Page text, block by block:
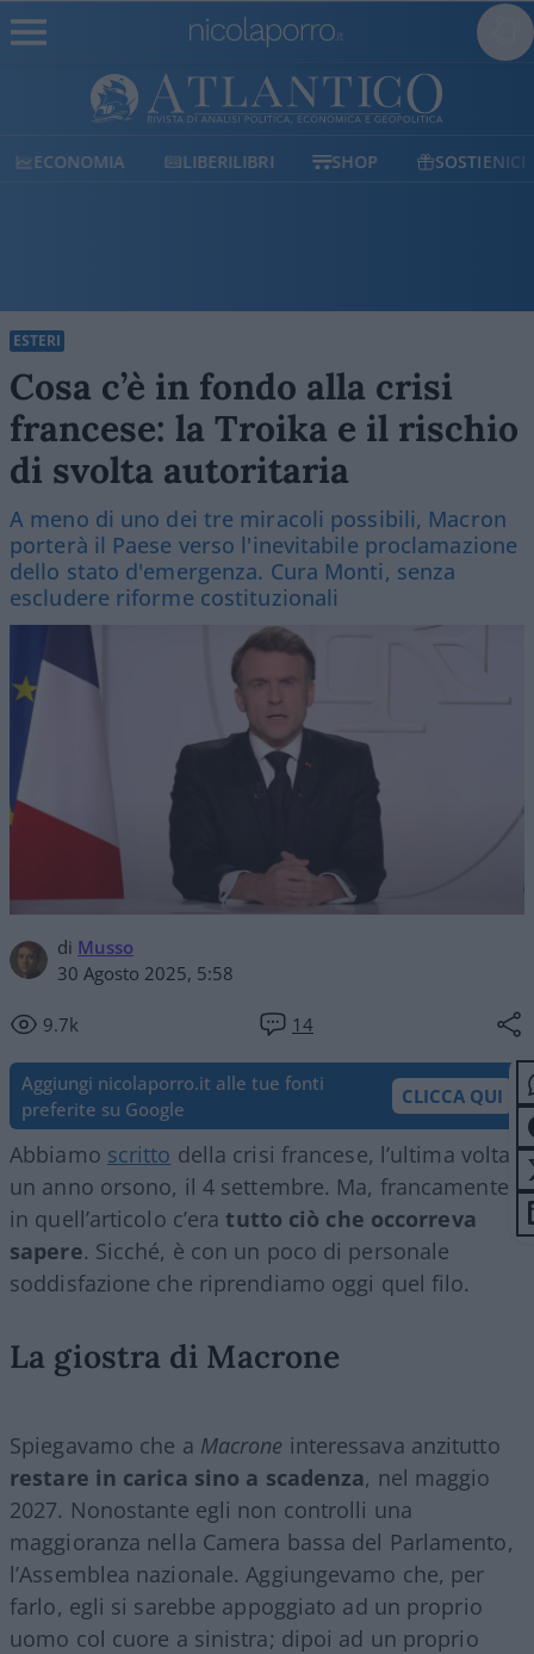
ECONOMIA LIBERILIBRI SHOP SOSTIENICI
ESTERI
Cosa c’è in fondo alla crisi
francese: la Troika e il rischio
di svolta autoritaria
A meno di uno dei tre miracoli possibili, Macron
porterà il Paese verso l'inevitabile proclamazione
dello stato d'emergenza. Cura Monti, senza
escludere riforme costituzionali
di Musso
30 Agosto 2025, 5:58
9.7k 14
Aggiungi nicolaporro.it alle tue fonti
preferite su Google
CLICCA QUI
Abbiamo scritto della crisi francese, l’ultima volta
un anno orsono, il 4 settembre. Ma, francamente,
in quell’articolo c’eratutto ciò che occorreva
sapere. Sicché, è con un poco di personale
soddisfazione che riprendiamo oggi quel filo.
La giostra di Macrone
Spiegavamo che a Macrone interessava anzitutto
restare in carica sino a scadenza, nel maggio
2027. Nonostante egli non controlli una
maggioranza nella Camera bassa del Parlamento,
l’Assemblea nazionale. Aggiungevamo che, per
farlo, egli si sarebbe appoggiato ad un proprio
uomo col cuore a sinistra; dipoi ad un proprio